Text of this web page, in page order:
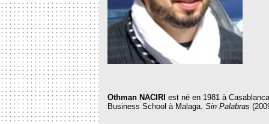
Othman NACIRI est né en 1981 à
Business School à Malaga. Sin Palabras